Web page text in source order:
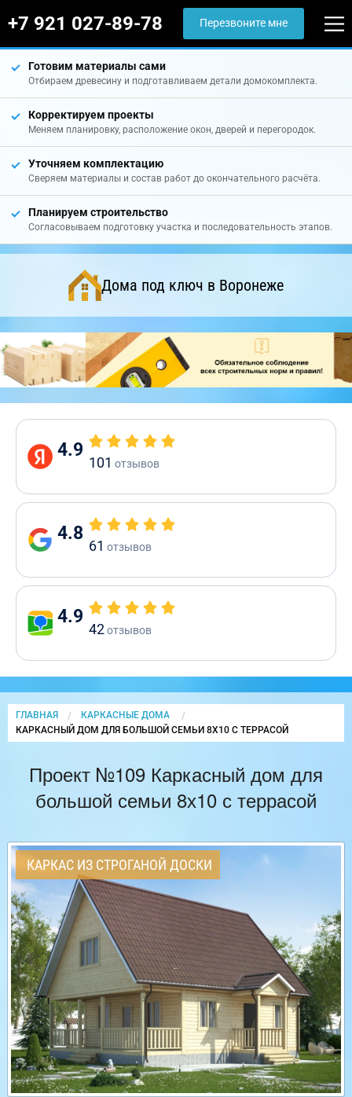
+7 921 027-89-78 Перезвоните мне
Готовим материалы сами
Отбираем древесину и подготавливаем детали домокомплекта.
Корректируем проекты
Меняем планировку, расположение окон, дверей и перегородок.
Уточняем комплектацию
Сверяем материалы и состав работ до окончательного расчёта.
Планируем строительство
Согласовываем подготовку участка и последовательность этапов.
Дома под ключ в Воронеже
4.9
101 отзывов
4.8
61 отзывов
4.9
42отзывов
ГЛАВНАЯ
КАРКАСНЫЕ ДОМА
CURRENT:
КАРКАСНЫЙ ДОМ ДЛЯ БОЛЬШОЙ СЕМЬИ 8Х10 С ТЕРРАСОЙ
Проект №109 Каркасный дом для
большой семьи 8х10 с террасой
КАРКАС ИЗ СТРОГАНОЙ ДОСКИ